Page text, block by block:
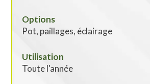
Options
Pot, paillages, éclairage
Utilisation
Toute l'année